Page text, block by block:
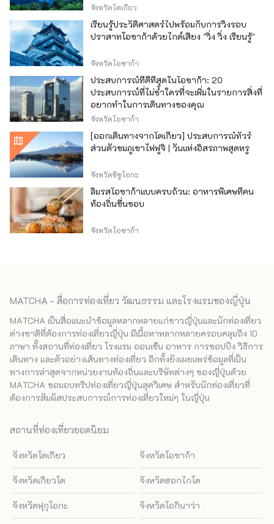
จังหวัดโตเกียว
เรียนรู้ประวัติศาสตร์ไปพร้อมกับการวิ่งรอบ
ปราสาทโอซาก้าด้วยไกด์เสียง "วิ่ง วิ่ง เรียนรู้"
จังหวัดโอซาก้า
ประสบการณ์ที่ดีที่สุดในโอซาก้า: 20
ประสบการณ์ที่ไม่ซ้ำใครที่จะเพิ่มในรายการสิ่งที่
อยากทำในการเดินทางของคุณ
จังหวัดโอซาก้า
[ออกเดินทางจากโตเกียว] ประสบการณ์ทัวร์
ส่วนตัวชมภูเขาไฟฟูจิ | วันแห่งอิสรภาพสุดหรู
จังหวัดชิซูโอกะ
ลิ้มรสโอซาก้าแบบครบถ้วน: อาหารพิเศษที่คน
ท้องถิ่นชื่นชอบ
จังหวัดโอซาก้า
MATCHA - สื่อการท่องเที่ยว วัฒนธรรม และโรงแรมของญี่ปุ่น
MATCHA เป็นสื่อแนะนำข้อมูลหลากหลายแก่ชาวญี่ปุ่นและนักท่องเที่ยว
ต่างชาติที่ต้องการท่องเที่ยวญี่ปุ่น มีเนื้อหาหลากหลายครอบคลุมถึง 10
ภาษา ทั้งสถานที่ท่องเที่ยว โรงแรม ออนเซ็น อาหาร การชอปปิง วิธีการ
เดินทาง และตัวอย่างเส้นทางท่องเที่ยว อีกทั้งยังเผยแพร่ข้อมูลที่เป็น
ทางการล่าสุดจากหน่วยงานท้องถิ่นและบริษัทต่างๆ ของญี่ปุ่นด้วย
MATCHA ขอมอบทริปท่องเที่ยวญี่ปุ่นสุดวิเศษ สำหรับนักท่องเที่ยวที่
ต้องการสัมผัสประสบการณ์การท่องเที่ยวใหม่ๆ ในญี่ปุ่น
สถานที่ท่องเที่ยวยอดนิยม
จังหวัดโตเกียว จังหวัดโอซาก้า
จังหวัดเกียวโต จังหวัดฮอกไกโด
จังหวัดฟุกุโอกะ จังหวัดโอกินาว่า